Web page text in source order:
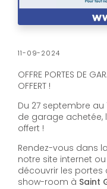
11-09-2024
OFFRE PORTES DE
OFFERT !
Du 27 septembre
de garage achetée,
offert !
Rendez-vous dans la
notre site internet
découvrir les portes
show-room à Saint